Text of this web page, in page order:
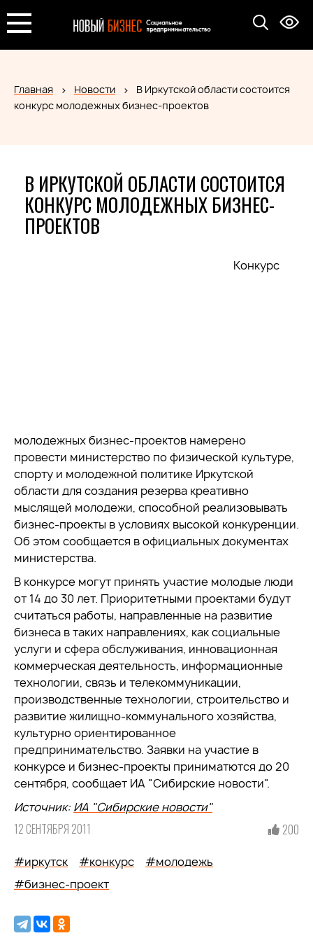
Главная Новости
В Иркутской области состоится
конкурс молодежных бизнес-проектов
В ИРКУТСКОЙ ОБЛАСТИ СОСТОИТСЯ
КОНКУРС МОЛОДЕЖНЫХ БИЗНЕС-
ПРОЕКТОВ
Конкурс
молодежных бизнес-проектов намерено
провести министерство по физической культуре,
спорту и молодежной политике Иркутской
области для создания резерва креативно
мыслящей молодежи, способной реализовывать
бизнес-проекты в условиях высокой конкуренции.
Об этом сообщается в официальных документах
министерства.
В конкурсе могут принять участие молодые люди
от 14 до 30 лет. Приоритетными проектами будут
считаться работы, направленные на развитие
бизнеса в таких направлениях, как социальные
услуги и сфера обслуживания, инновационная
коммерческая деятельность, информационные
технологии, связь и телекоммуникации,
производственные технологии, строительство и
развитие жилищно-коммунального хозяйства,
культурно ориентированное
предпринимательство. Заявки на участие в
конкурсе и бизнес-проекты приниматются до 20
сентября, сообщает ИА "Сибирские новости".
Источник: ИА "Сибирские новости"
12 СЕНТЯБРЯ 2011 200
#иркутск #конкурс
#молодежь
#бизнес-проект